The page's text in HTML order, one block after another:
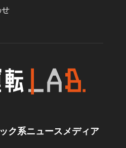
せ
ク系ニュースメディア